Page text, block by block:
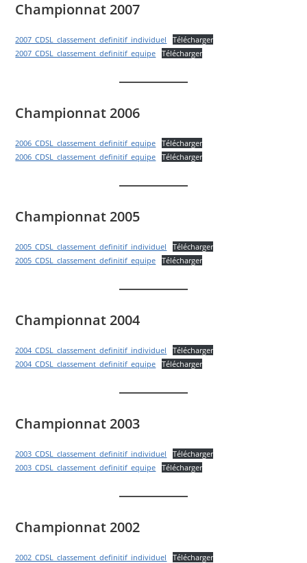
Championnat 2007
2007_CDSL_classement_definitif_individuel
Télécharger
2007_CDSL_classement_definitif_equipe Télécharger
Championnat 2006
2006_CDSL_classement_definitif_equipe Télécharger
2006_CDSL_classement_definitif_equipe Télécharger
Championnat 2005
2005_CDSL_classement_definitif_individuel
Télécharger
2005_CDSL_classement_definitif_equipe Télécharger
Championnat 2004
2004_CDSL_classement_definitif_individuel
Télécharger
2004_CDSL_classement_definitif_equipe Télécharger
Championnat 2003
2003_CDSL_classement_definitif_individuel
Télécharger
2003_CDSL_classement_definitif_equipe Télécharger
Championnat 2002
2002_CDSL_classement_definitif_individuel
Télécharger